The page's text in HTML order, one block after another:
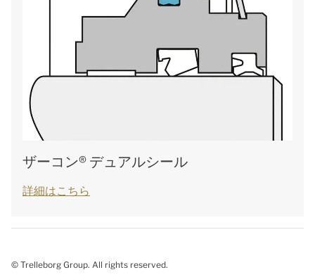
ザーコン® デュアルシール
詳細はこちら
© Trelleborg Group. All rights reserved.